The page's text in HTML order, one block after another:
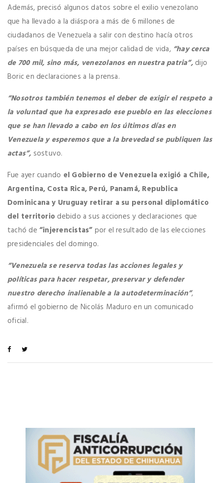
Además, precisó algunos datos sobre el exilio venezolano
que ha llevado a la diáspora a más de 6 millones de
ciudadanos de Venezuela a salir con destino hacía otros
países en búsqueda de una mejor calidad de vida,“hay cerca
de 700 mil, sino más, venezolanos en nuestra patria”, dijo
Boric en declaraciones a la prensa.
“Nosotros también tenemos el deber de exigir el respeto a
la voluntad que ha expresado ese pueblo en las elecciones
que se han llevado a cabo en los últimos días en
Venezuela y esperemos que a la brevedad se publiquen las
actas”, sostuvo.
Fue ayer cuando el Gobierno de Venezuela exigió a Chile,
Argentina, Costa Rica, Perú, Panamá, Republica
Dominicana y Uruguay retirar a su personal diplomático
del territorio debido a sus acciones y declaraciones que
tachó de“injerencistas” por el resultado de las elecciones
presidenciales del domingo.
“Venezuela se reserva todas las acciones legales y
políticas para hacer respetar, preservar y defender
nuestro derecho inalienable a la autodeterminación”,
afirmó el gobierno de Nicolás Maduro en un comunicado
oficial.